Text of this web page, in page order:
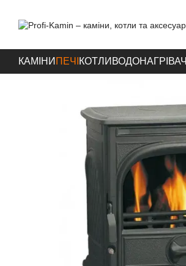
КАМІНИ ПЕЧІ КОТЛИ ВОДОНАГРІВАЧІ